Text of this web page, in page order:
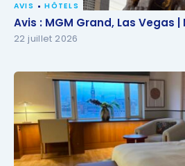
Avis : MGM Grand, Las Vegas |
AVIS HÔTELS
Avis : MGM Grand, Las Vegas |
22 juillet 2026